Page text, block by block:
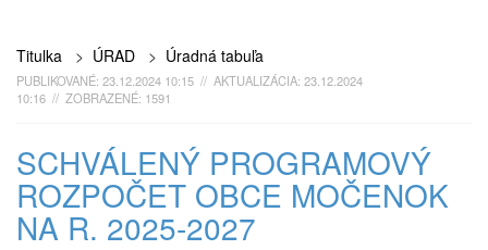
Titulka > ÚRAD > Úradná tabuľa
PUBLIKOVANÉ: 23.12.2024 10:15 // AKTUALIZÁCIA: 23.12.2024
10:16 // ZOBRAZENÉ: 1591
SCHVÁLENÝ PROGRAMOVÝ
ROZPOČET OBCE MOČENOK
NA R. 2025-2027